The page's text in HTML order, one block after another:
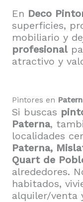
En Deco
superficies,
mobiliario y
profesional
atractivo y
Pintores en
Si buscas
Paterna,
localidades
Paterna,
Quart de
alrededores.
habitados,
alquiler/venta